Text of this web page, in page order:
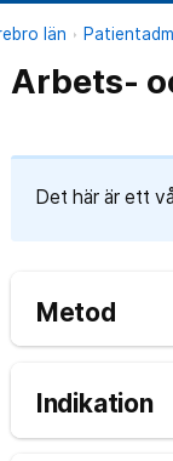
län
Arbets-
Det här är ett
Metod
Indikation